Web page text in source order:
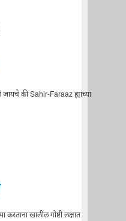
जायचे की Sahir-Faraaz ह्यांच्या
करताना खालील गोष्टी लक्षात